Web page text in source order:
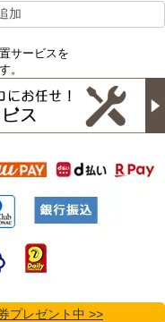
加
サービスを
。
プレゼント中 >>